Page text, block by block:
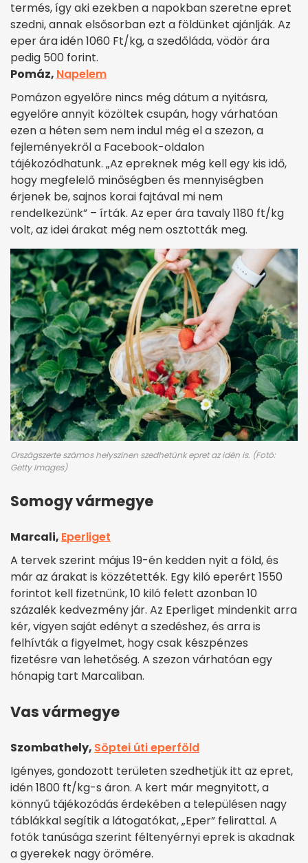
termés, így aki ezekben a napokban szeretne epret
szedni, annak elsősorban ezt a földünket ajánlják. Az
eper ára idén 1060 Ft/kg, a szedőláda, vödör ára
pedig 500 forint.
Pomáz, Napelem
Pomázon egyelőre nincs még dátum a nyitásra,
egyelőre annyit közöltek csupán, hogy várhatóan
ezen a héten sem nem indul még el a szezon, a
fejleményekről a Facebook-oldalon
tájékozódhatunk. „Az epreknek még kell egy kis idő,
hogy megfelelő minőségben és mennyiségben
érjenek be, sajnos korai fajtával mi nem
rendelkezünk” – írták. Az eper ára tavaly 1180 ft/kg
volt, az idei árakat még nem osztották meg.
Országszerte számos helyszínen szedhetünk epret az idén is. (Fotó:
Getty Images)
Somogy vármegye
Marcali, Eperliget
A tervek szerint május 19-én kedden nyit a föld, és
már az árakat is közzétették. Egy kiló eperért 1550
forintot kell fizetnünk, 10 kiló felett azonban 10
százalék kedvezmény jár. Az Eperliget mindenkit arra
kér, vigyen saját edényt a szedéshez, és arra is
felhívták a figyelmet, hogy csak készpénzes
fizetésre van lehetőség. A szezon várhatóan egy
hónapig tart Marcaliban.
Vas vármegye
Szombathely, Söptei úti eperföld
Igényes, gondozott területen szedhetjük itt az epret,
idén 1800 ft/kg-s áron. A kert már megnyitott, a
könnyű tájékozódás érdekében a településen nagy
táblákkal segítik a látogatókat, „Eper” felirattal. A
fotók tanúsága szerint féltenyérnyi eprek is akadnak
a gyerekek nagy örömére.